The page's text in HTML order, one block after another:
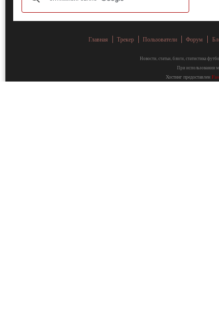
Главная Трекер Пользователи Форум
Новости, статьи, блоги, статистика
При использовании
Хостинг предоставлен